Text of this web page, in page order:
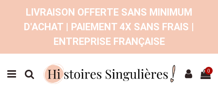
LIVRAISON OFFERTE SANS MINIMUM
D'ACHAT | PAIEMENT 4X SANS FRAIS |
ENTREPRISE FRANÇAISE
0